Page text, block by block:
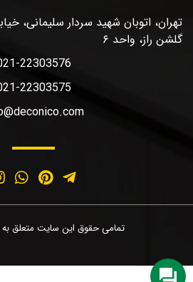
تهران، اتوبان شهید سردار سلیمانی،
گلشن راز، واحد ۶
22303576
22303575
تمامی حقوق این سایت متعلق به